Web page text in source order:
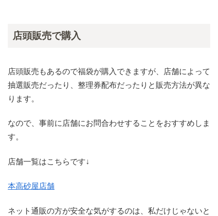
店頭販売で購入
店頭販売もあるので福袋が購入できますが、店舗によって
抽選販売だったり、整理券配布だったりと販売方法が異な
ります。
なので、事前に店舗にお問合わせすることをおすすめしま
す。
店舗一覧はこちらです↓
本高砂屋店舗
ネット通販の方が安全な気がするのは、私だけじゃないと